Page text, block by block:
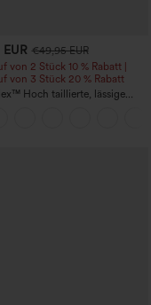
€49,95 EUR
von 2 Stück 10 % Rabatt |
von 3 Stück 20 % Rabatt
Hoch taillierte, lässige
Taschen, umgekrempeltem
Bein und verwaschenem